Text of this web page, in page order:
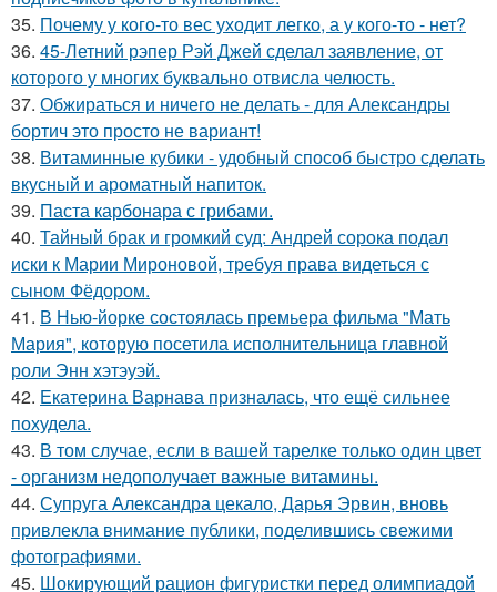
35. Почему у кого-то вес уходит легко, а у кого-то - нет?
36. 45-Летний рэпер Рэй Джей сделал заявление, от
которого у многих буквально отвисла челюсть.
37. Обжираться и ничего не делать - для Александры
бортич это просто не вариант!
38. Витаминные кубики - удобный способ быстро сделать
вкусный и ароматный напиток.
39. Паста карбонара с грибами.
40. Тайный брак и громкий суд: Андрей сорока подал
иски к Марии Мироновой, требуя права видеться с
сыном Фёдором.
41. В Нью-йорке состоялась премьера фильма "Мать
Мария", которую посетила исполнительница главной
роли Энн хэтэуэй.
42. Екатерина Варнава призналась, что ещё сильнее
похудела.
43. В том случае, если в вашей тарелке только один цвет
- организм недополучает важные витамины.
44. Супруга Александра цекало, Дарья Эрвин, вновь
привлекла внимание публики, поделившись свежими
фотографиями.
45. Шокирующий рацион фигуристки перед олимпиадой